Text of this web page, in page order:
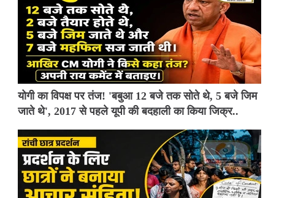
योगी का विपक्ष पर तंज! 'बबुआ 12 बजे तक सोते थे, 5 बजे जिम
जाते थे', 2017 से पहले यूपी की बदहाली का किया जिक्र..